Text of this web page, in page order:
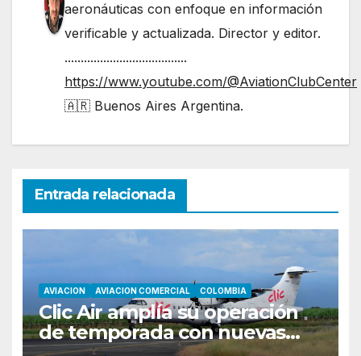
aeronáuticas con enfoque en información
verificable y actualizada. Director y editor.
......................................
https://www.youtube.com/@AviationClubCenter
🇦🇷 Buenos Aires Argentina.
Entrada relacionada
AVIACION AVIACION COMERCIAL COLOMBIA
Clic Air amplía su operación
de temporada con nuevas